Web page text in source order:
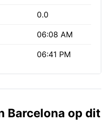
0.0
06:08 AM
06:41 PM
Barcelona op dit